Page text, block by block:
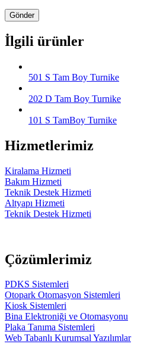
İlgili ürünler
501 S Tam Boy Turnike
202 D Tam Boy Turnike
101 S TamBoy Turnike
Hizmetlerimiz
Kiralama Hizmeti
Bakım Hizmeti
Teknik Destek Hizmeti
Altyapı Hizmeti
Teknik Destek Hizmeti
Çözümlerimiz
PDKS Sistemleri
Otopark Otomasyon Sistemleri
Kiosk Sistemleri
Bina Elektroniği ve Otomasyonu
Plaka Tanıma Sistemleri
Web Tabanlı Kurumsal Yazılımlar